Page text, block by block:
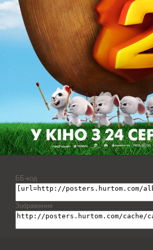
ББ-код
Зображення